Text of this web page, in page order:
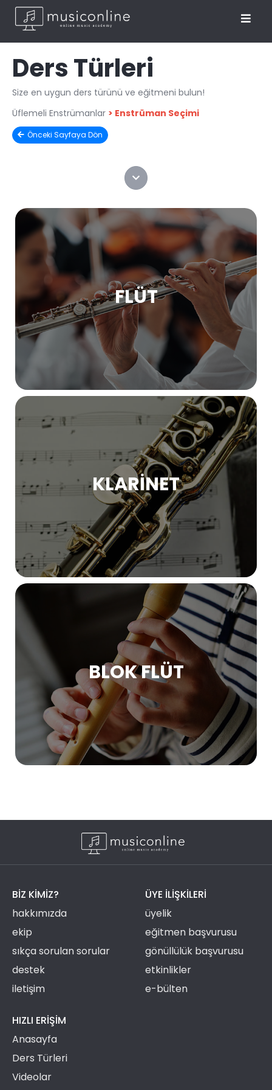
Ders Türleri
Size en uygun ders türünü ve eğitmeni bulun!
Üflemeli Enstrümanlar > Enstrüman Seçimi
Önceki Sayfaya Dön
FLÜT
KLARINET
BLOK FLÜT
BIZ KIMIZ?
hakkımızda
ekip
sıkça sorulan sorular
destek
iletişim
ÜYE ILIŞKILERI
üyelik
eğitmen başvurusu
gönüllülük başvurusu
etkinlikler
e-bülten
HIZLI ERIŞIM
Anasayfa
Ders Türleri
Videolar